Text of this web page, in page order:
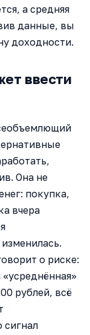
а средняя
данные, вы
доходности.
ввести
Она не
покупка,
вчера
о риске:
рублей, всё
сигнал